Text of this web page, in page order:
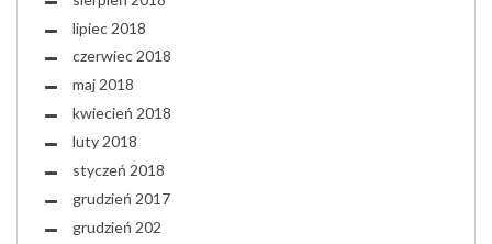
lipiec 2018
czerwiec 2018
maj 2018
kwiecień 2018
luty 2018
styczeń 2018
grudzień 2017
grudzień 202